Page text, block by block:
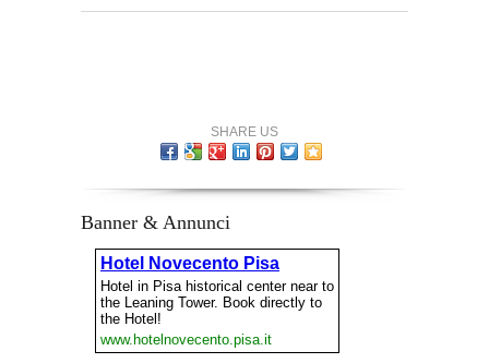
SHARE US
Banner & Annunci